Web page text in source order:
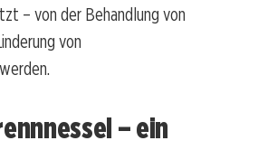
– von der Behandlung von
von
– ein